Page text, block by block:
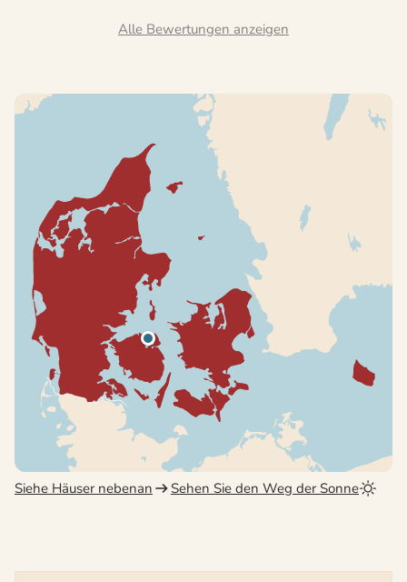
Alle Bewertungen anzeigen
Siehe Häuser nebenan Sehen Sie den Weg der Sonne